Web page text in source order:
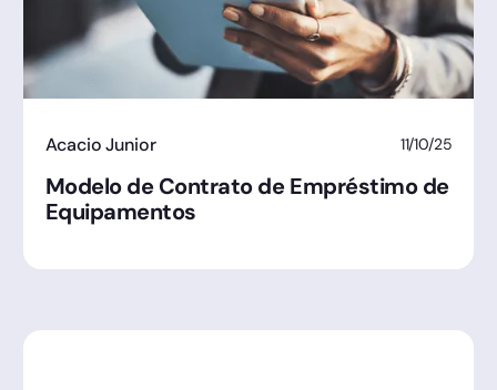
Acacio Junior 11/10/25
Modelo de Contrato de Empréstimo de
Equipamentos